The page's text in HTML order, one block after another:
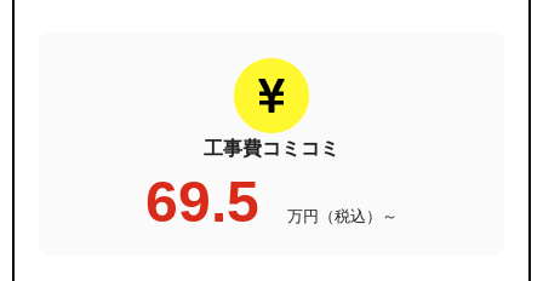
工事費コミコミ
69.5 万円（税込）～